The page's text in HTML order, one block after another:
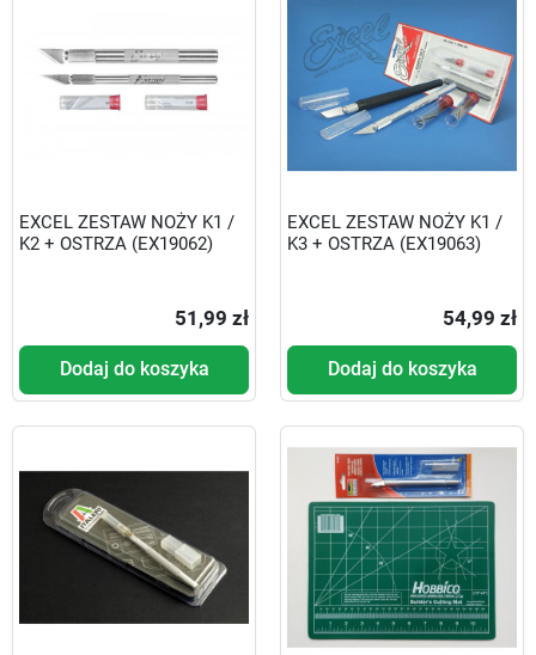
EXCEL ZESTAW NOŻY K1 /
K2 + OSTRZA (EX19062)
51,99 zł
Dodaj do koszyka
EXCEL ZESTAW NOŻY K1 /
K3 + OSTRZA (EX19063)
54,99 zł
Dodaj do koszyka